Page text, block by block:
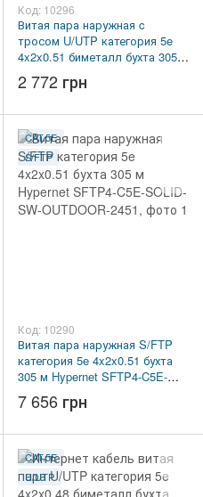
Код: 10296
Витая пара наружная c
тросом U/UTP категория 5e
4x2x0.51 биметалл бухта 305 м
Hypernet UTP4-C5E-SOLID-SW-
OUTDOOR-2451-CCA
2 772 грн
CAT.5E
S/FTP
Код: 10290
Витая пара наружная S/FTP
категория 5e 4x2x0.51 бухта
305 м Hypernet SFTP4-C5E-
SOLID-SW-OUTDOOR-2451
7 656 грн
CAT.5E
U/UTP